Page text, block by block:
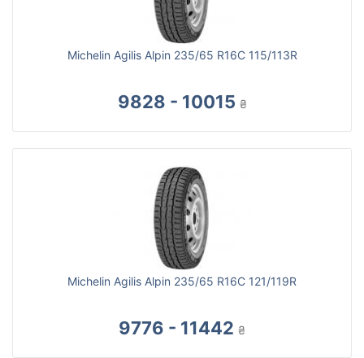
Michelin Agilis Alpin 235/65 R16C 115/113R
9828 - 10015 ₴
Michelin Agilis Alpin 235/65 R16C 121/119R
9776 - 11442 ₴